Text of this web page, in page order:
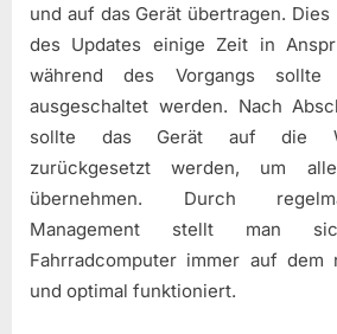
und auf das Gerät übertragen. Dies
des Updates einige Zeit in
während des Vorgangs
ausgeschaltet werden. Nach
sollte das Gerät auf die
zurückgesetzt werden, um
übernehmen. Durch
Management stellt man
Fahrradcomputer immer auf dem
und optimal funktioniert.